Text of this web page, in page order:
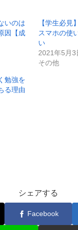
いのは
因【成
【学生必見
スマホの使
い
2021年5月3
その他
勉強を
る理由
シェアする
Facebook